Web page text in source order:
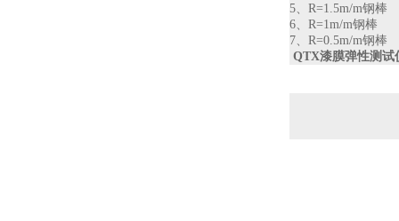
5、 R=1.5m/m钢棒
6、 R=1m/m钢棒
7、 R=0.5m/m钢棒
QTX漆膜弹性测试